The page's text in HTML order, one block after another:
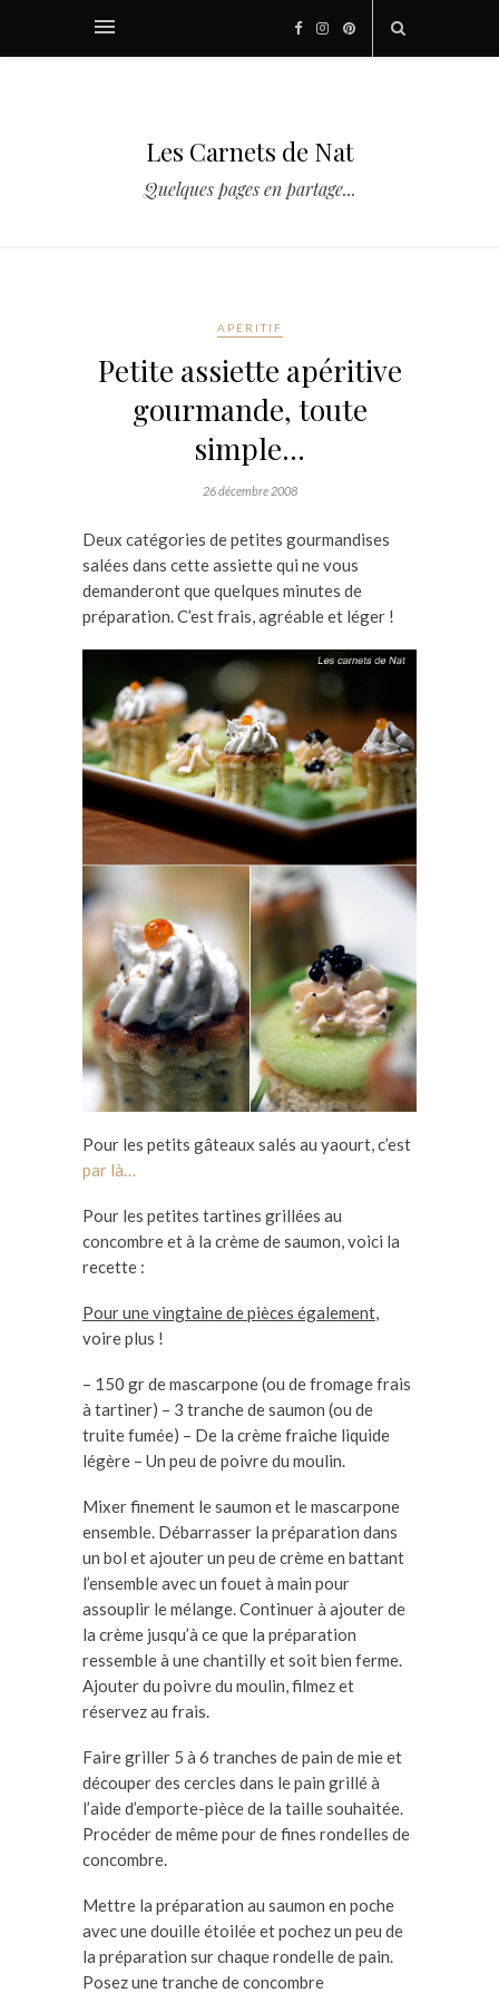
Les Carnets de Nat
Quelques pages en partage...
APÉRITIF
Petite assiette apéritive
gourmande, toute
simple…
26 décembre 2008
Deux catégories de petites gourmandises
salées dans cette assiette qui ne vous
demanderont que quelques minutes de
préparation. C’est frais, agréable et léger !
Pour les petits gâteaux salés au yaourt, c’est
par là…
Pour les petites tartines grillées au
concombre et à la crème de saumon, voici la
recette :
Pour une vingtaine de pièces également,
voire plus !
– 150 gr de mascarpone (ou de fromage frais
à tartiner) – 3 tranche de saumon (ou de
truite fumée) – De la crème fraiche liquide
légère – Un peu de poivre du moulin.
Mixer finement le saumon et le mascarpone
ensemble. Débarrasser la préparation dans
un bol et ajouter un peu de crème en battant
l’ensemble avec un fouet à main pour
assouplir le mélange. Continuer à ajouter de
la crème jusqu’à ce que la préparation
ressemble à une chantilly et soit bien ferme.
Ajouter du poivre du moulin, filmez et
réservez au frais.
Faire griller 5 à 6 tranches de pain de mie et
découper des cercles dans le pain grillé à
l’aide d’emporte-pièce de la taille souhaitée.
Procéder de même pour de fines rondelles de
concombre.
Mettre la préparation au saumon en poche
avec une douille étoilée et pochez un peu de
la préparation sur chaque rondelle de pain.
Posez une tranche de concombre